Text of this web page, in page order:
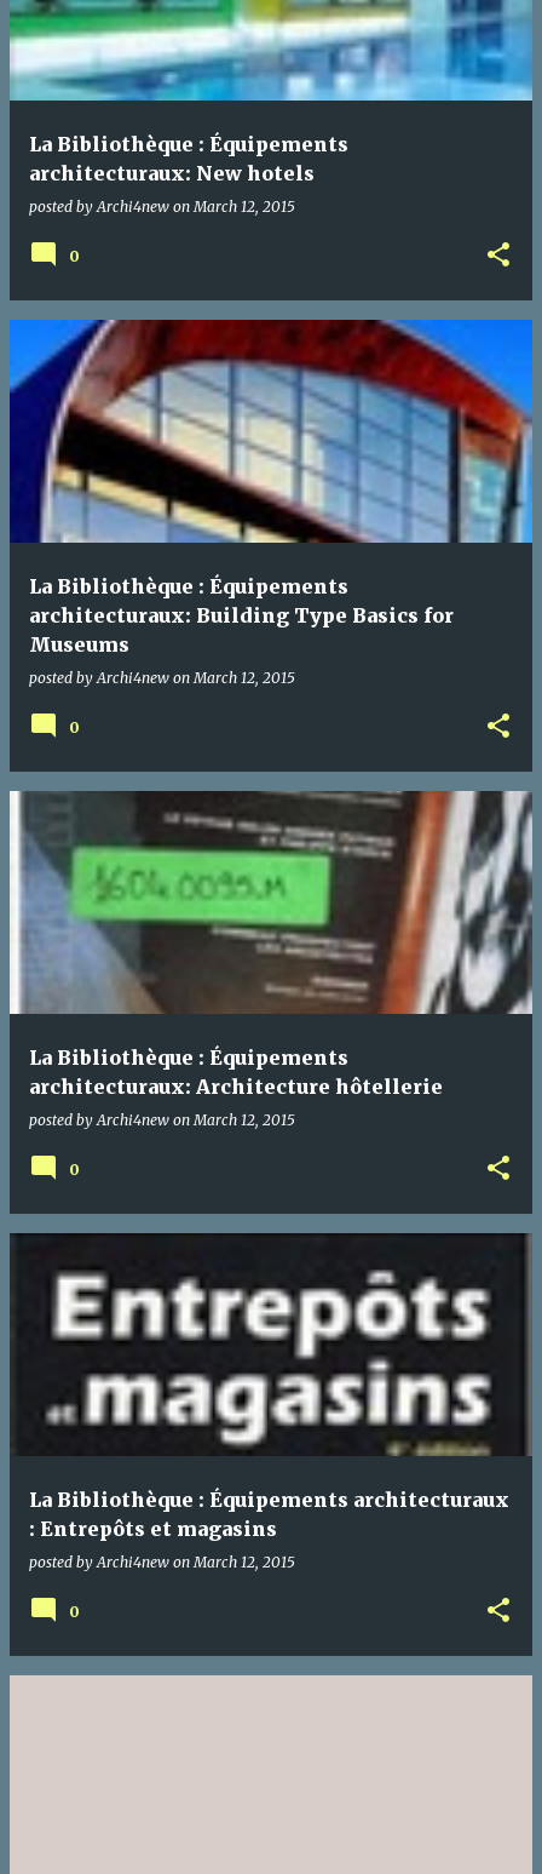
La Bibliothèque : Équipements
architecturaux: New hotels
posted by Archi4new on March 12, 2015
0
La Bibliothèque : Équipements
architecturaux: Building Type Basics for
Museums
posted by Archi4new on March 12, 2015
0
La Bibliothèque : Équipements
architecturaux: Architecture hôtellerie
posted by Archi4new on March 12, 2015
0
La Bibliothèque : Équipements architecturaux
: Entrepôts et magasins
posted by Archi4new on March 12, 2015
0